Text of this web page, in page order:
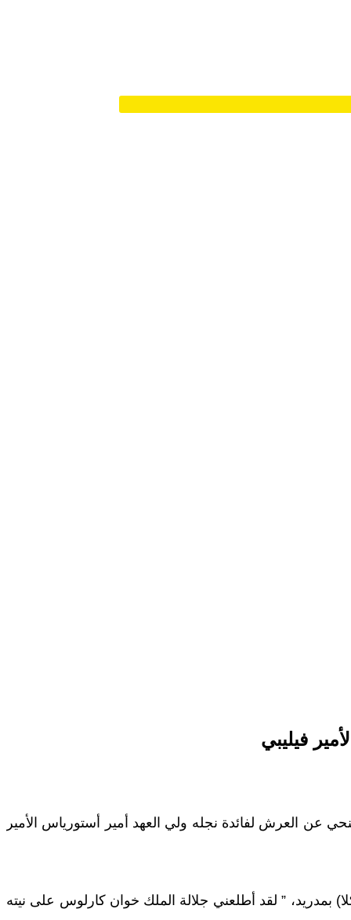
فيليبي
عن العرش لفائدة نجله ولي العهد أمير أستورياس الأمير
بمدريد، ” لقد أطلعني جلالة الملك خوان كارلوس على نيته